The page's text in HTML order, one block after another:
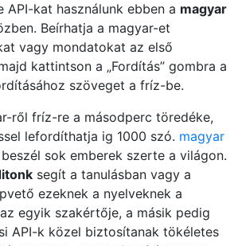
API-kat használunk ebben a magyar
Beírhatja a magyar-et
vagy mondatokat az első
kattintson a „Fordítás” gombra a
szöveget a fríz-be.
ről fríz-re a másodperc töredéke,
lefordíthatja ig 1000 szó. magyar
sok emberek szerte a világon.
segít a tanulásban vagy a
ezeknek a nyelveknek a
egyik szakértője, a másik pedig
API-k közel biztosítanak tökéletes